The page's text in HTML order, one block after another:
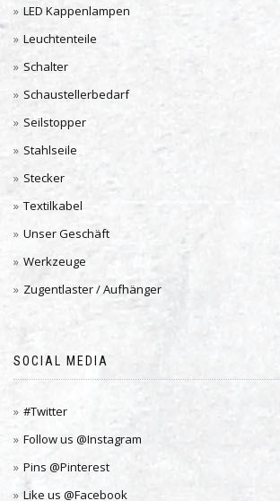
LED Kappenlampen
Leuchtenteile
Schalter
Schaustellerbedarf
Seilstopper
Stahlseile
Stecker
Textilkabel
Unser Geschäft
Werkzeuge
Zugentlaster / Aufhänger
SOCIAL MEDIA
#Twitter
Follow us @Instagram
Pins @Pinterest
Like us @Facebook